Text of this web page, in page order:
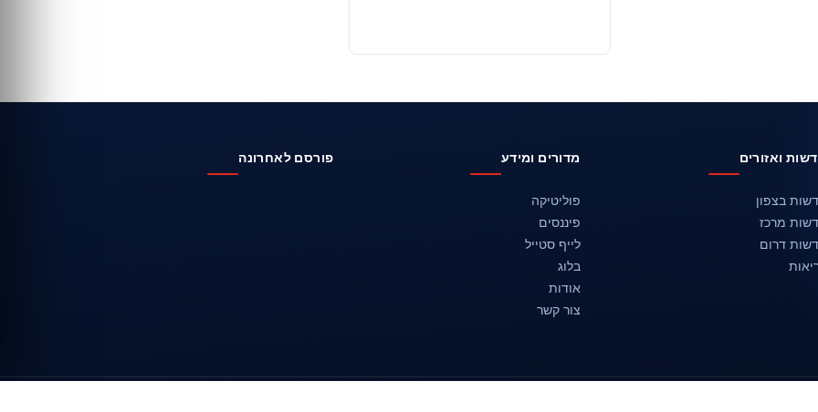
ואזורים
בצפון
מרכז
דרום
מדורים ומידע
פוליטיקה
פיננסים
לייף סטייל
בלוג
אודות
צור קשר
פורסם לאחרונה